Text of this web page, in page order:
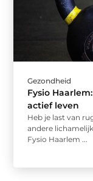
Gezondheid
Fysio
actief leven
Heb je last van
andere
Fysio Haarlem ...